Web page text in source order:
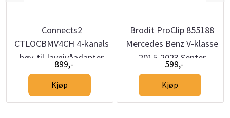
Connects2
CTLOCBMV4CH 4-kanals
høy-til-lavnivåadapter
m/40-pin Quadlock
899,-
Kjøp
Brodit ProClip 855188
Mercedes Benz V-klasse
2015-2023 Senter
599,-
Kjøp